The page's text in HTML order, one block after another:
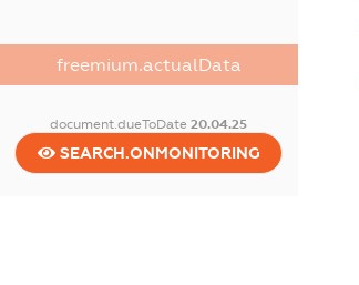
freemium.actualData
document.dueToDate20.04.25
SEARCH.ONMONITORING